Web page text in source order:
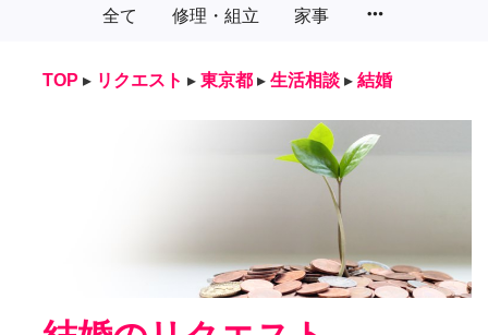
全て 修理・組立 家事 more_horiz
TOP ▸ リクエスト ▸ 東京都 ▸ 生活相談 ▸ 結婚